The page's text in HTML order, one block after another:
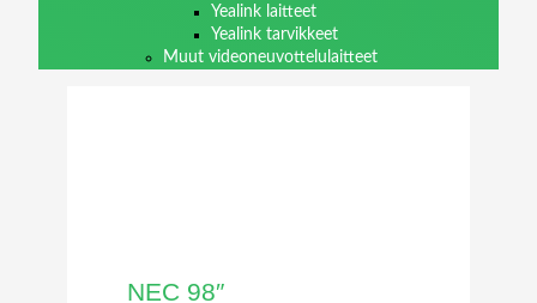
Yealink laitteet
Yealink tarvikkeet
Muut videoneuvottelulaitteet
NEC 98″